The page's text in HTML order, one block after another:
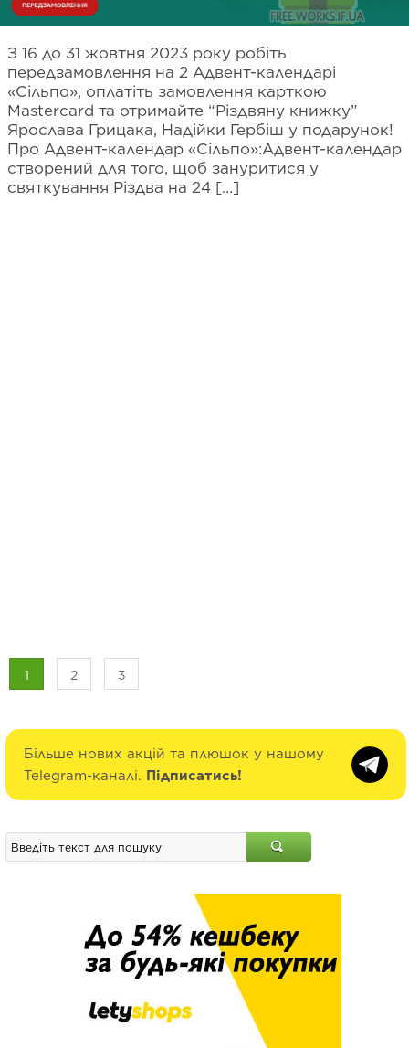
З 16 до 31 жовтня 2023 року робіть
передзамовлення на 2 Адвент-календарі
«Сільпо», оплатіть замовлення карткою
Mastercard та отримайте “Різдвяну книжку”
Ярослава Грицака, Надійки Гербіш у подарунок!
Про Адвент-календар «Сільпо»:Адвент-календар
створений для того, щоб зануритися у
святкування Різдва на 24 […]
1 2 3
Більше нових акцій та плюшок у нашому
Telegram-каналі. Підписатись!